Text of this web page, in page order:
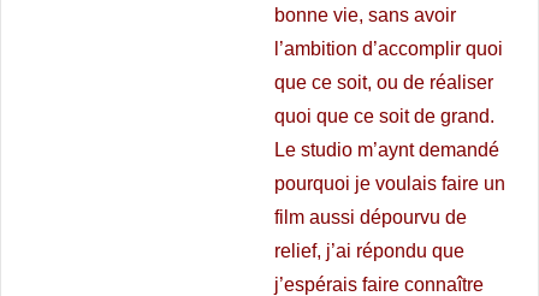
bonne vie, sans avoir
l’ambition d’accomplir quoi
que ce soit, ou de réaliser
quoi que ce soit de grand.
Le studio m’aynt demandé
pourquoi je voulais faire un
film aussi dépourvu de
relief, j’ai répondu que
j’espérais faire connaître